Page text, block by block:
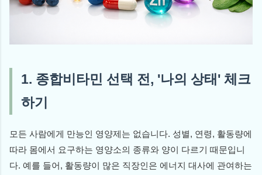
1. 종합비타민 선택 전, '나의 상태' 체크
하기
모든 사람에게 만능인 영양제는 없습니다. 성별, 연령, 활동량에
따라 몸에서 요구하는 영양소의 종류와 양이 다르기 때문입니
다. 예를 들어, 활동량이 많은 직장인은 에너지 대사에 관여하는